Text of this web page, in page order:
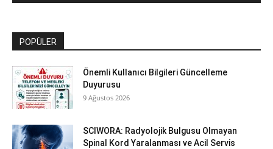
POPÜLER
Önemli Kullanıcı Bilgileri Güncelleme
Duyurusu
9 Ağustos 2026
SCIWORA: Radyolojik Bulgusu Olmayan
Spinal Kord Yaralanması ve Acil Servis